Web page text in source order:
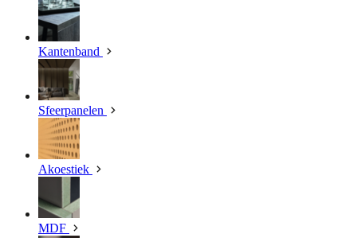
Kantenband
Sfeerpanelen
Akoestiek
MDF